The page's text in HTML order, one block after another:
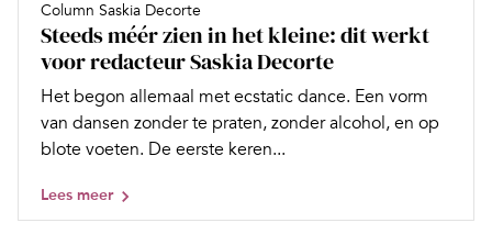
Column Saskia Decorte
Steeds méér zien in het kleine: dit werkt
voor redacteur Saskia Decorte
Het begon allemaal met ecstatic dance. Een vorm
van dansen zonder te praten, zonder alcohol, en op
blote voeten. De eerste keren...
Lees meer